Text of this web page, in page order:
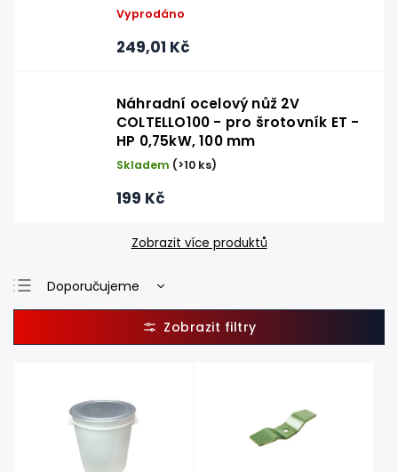
Vyprodáno
249,01 Kč
Náhradní ocelový nůž 2V
COLTELLO100 - pro šrotovník ET -
HP 0,75kW, 100 mm
Skladem (>10 ks)
199 Kč
Zobrazit více produktů
Doporučujeme
Nejlevnější
Nejdražší
Abecedně